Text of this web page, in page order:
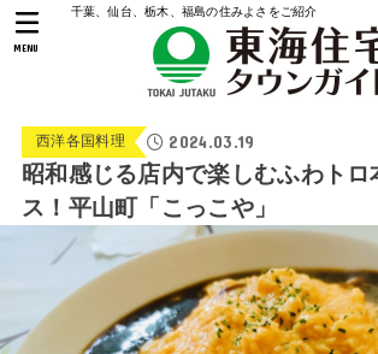
千葉、仙台、栃木、福島の住みよさをご紹介
MENU
西洋各国料理 2024.03.19
昭和感じる店内で楽しむふわトロ
ス！平山町「こっこや」